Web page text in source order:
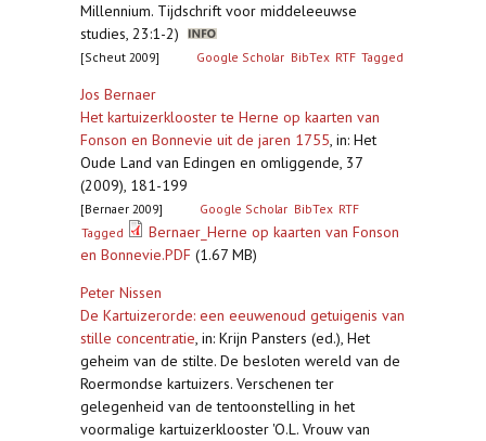
Millennium. Tijdschrift voor middeleeuwse
studies, 23:1-2)
[Scheut 2009] Google Scholar BibTex RTF Tagged
Jos Bernaer
Het kartuizerklooster te Herne op kaarten van
Fonson en Bonnevie uit de jaren 1755, in: Het
Oude Land van Edingen en omliggende, 37
(2009), 181-199
[Bernaer 2009] Google Scholar BibTex RTF
Tagged
Bernaer_Herne op kaarten van Fonson
en Bonnevie.PDF (1.67 MB)
Peter Nissen
De Kartuizerorde: een eeuwenoud getuigenis van
stille concentratie, in: Krijn Pansters (ed.), Het
geheim van de stilte. De besloten wereld van de
Roermondse kartuizers. Verschenen ter
gelegenheid van de tentoonstelling in het
voormalige kartuizerklooster 'O.L. Vrouw van